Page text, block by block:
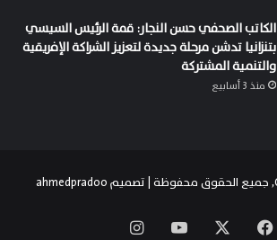
الكاتب الصحفي حسن النجار: قمة الرئيس السيسي
بتنزانيا تدشن مرحلة جديدة لتعزيز الشراكة الإفريقية
والتنمية المشتركة
منذ 3 أسابيع
ahmedpradoo
فيسبوك ‫YouTube